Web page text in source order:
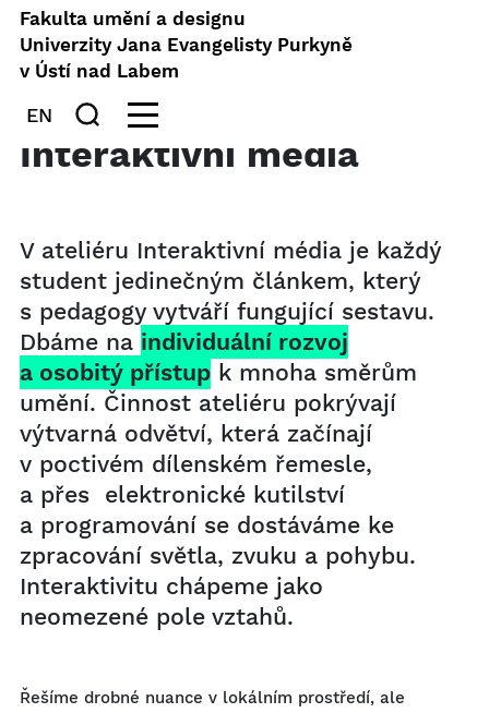
Fakulta umění a designu
Univerzity Jana Evangelisty Purkyně
v Ústí nad Labem
EN
Interaktivní média
V ateliéru Interaktivní média je každý
student jedinečným článkem, který
s pedagogy vytváří fungující sestavu.
Dbáme na individuální rozvoj
a osobitý přístup k mnoha směrům
umění. Činnost ateliéru pokrývají
výtvarná odvětví, která začínají
v poctivém dílenském řemesle,
a přes elektronické kutilství
a programování se dostáváme ke
zpracování světla, zvuku a pohybu.
Interaktivitu chápeme jako
neomezené pole vztahů.
Řešíme drobné nuance v lokálním prostředí, ale